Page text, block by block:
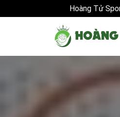
Hoàng Tử